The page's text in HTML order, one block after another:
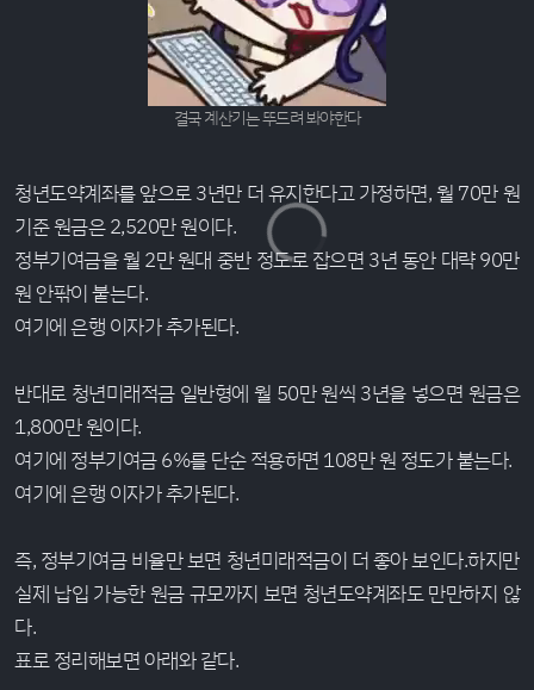
결국 계산기는 뚜드려 봐야한다
청년도약계좌를 앞으로 3년만 더 유지한다고 가정하면, 월 70만 원
기준 원금은 2,520만 원이다.
정부기여금을 월 2만 원대 중반 정도로 잡으면 3년 동안 대략 90만
원 안팎이 붙는다.
여기에 은행 이자가 추가된다.
반대로 청년미래적금 일반형에 월 50만 원씩 3년을 넣으면 원금은
1,800만 원이다.
여기에 정부기여금 6%를 단순 적용하면 108만 원 정도가 붙는다.
여기에 은행 이자가 추가된다.
즉, 정부기여금 비율만 보면 청년미래적금이 더 좋아 보인다.하지만
실제 납입 가능한 원금 규모까지 보면 청년도약계좌도 만만하지 않
다.
표로 정리해보면 아래와 같다.